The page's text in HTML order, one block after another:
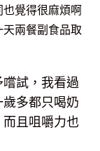
覺得很麻煩啊
兩餐副食品取
試，我看過
多都只喝奶
且咀嚼力也